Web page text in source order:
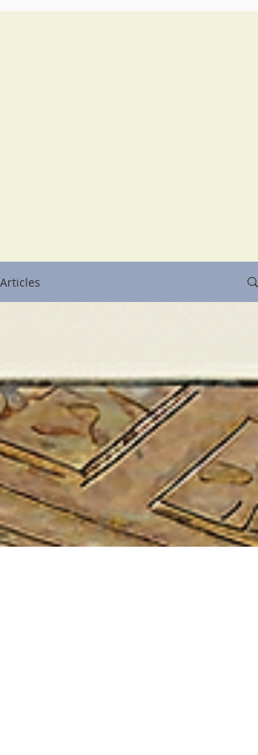
Articles